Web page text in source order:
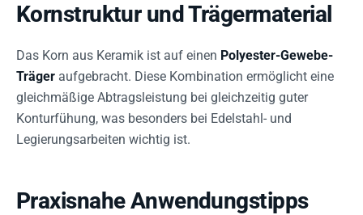
Kornstruktur und Trägermaterial
Das Korn aus Keramik ist auf einen Polyester-Gewebe-
Träger aufgebracht. Diese Kombination ermöglicht eine
gleichmäßige Abtragsleistung bei gleichzeitig guter
Konturfühung, was besonders bei Edelstahl- und
Legierungsarbeiten wichtig ist.
Praxisnahe Anwendungstipps